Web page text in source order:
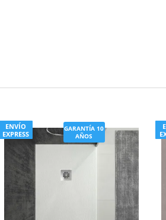
ENVÍO
EXPRESS
GARANTÍA 10
AÑOS